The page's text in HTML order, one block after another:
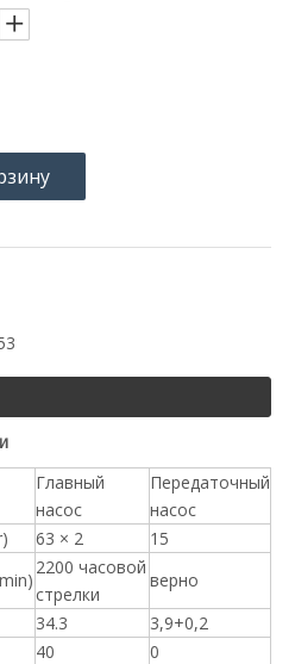
Главный
насос
Передаточный
насос
63 × 2
15
2200 часовой
стрелки
верно
34.3
3,9+0,2
40
0